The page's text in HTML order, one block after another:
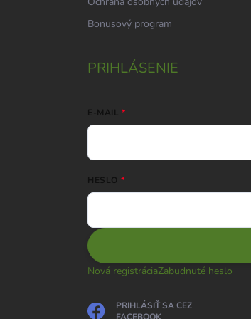
Bonusový program
PRIHLÁSENIE
E-MAIL
HESLO
Nová registráciaZabudnuté heslo
PRIHLÁSIŤ SA CEZ